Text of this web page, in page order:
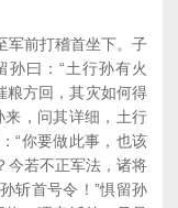
军前打稽首坐下。子
孙曰：“土行孙有火
粮方回，其灾如何得
来，问其详细，土行
“你要做此事，也该
今若不正军法，诸将
斩首号令！”惧留孙